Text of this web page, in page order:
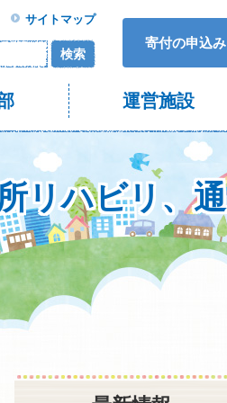
運営施設
寄付の申込み
サイトマップ
検索
リハビリ、通